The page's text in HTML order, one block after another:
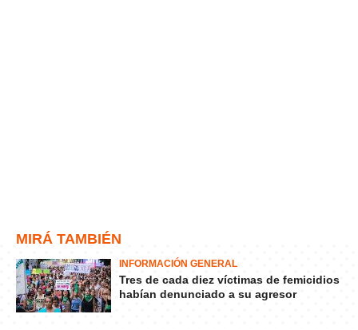
MIRÁ TAMBIÉN
INFORMACIÓN GENERAL
Tres de cada diez víctimas de femicidios
habían denunciado a su agresor